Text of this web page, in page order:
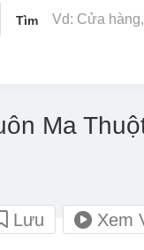
Tìm
Ma
Lưu Xem